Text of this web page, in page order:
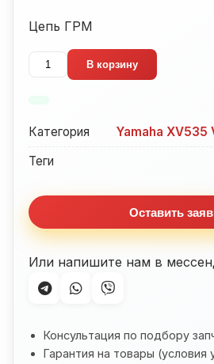
Цепь ГРМ
Количество
товара
Yamaha
XV535
(1987-
2003)
В корзину
Категория
Yamaha XV535
Теги
Оставить
Или напишите нам в
Консультация по подбору
Гарантия на товары (условия